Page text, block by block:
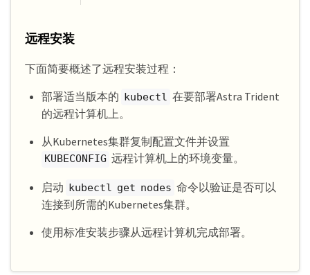
远程安装
下面简要概述了远程安装过程：
部署适当版本的 kubectl 在要部署Astra Trident
的远程计算机上。
从Kubernetes集群复制配置文件并设置
KUBECONFIG 远程计算机上的环境变量。
启动 kubectl get nodes 命令以验证是否可以
连接到所需的Kubernetes集群。
使用标准安装步骤从远程计算机完成部署。